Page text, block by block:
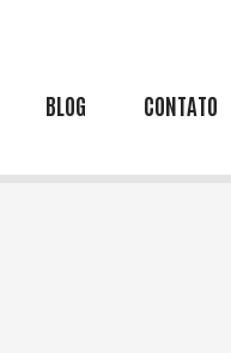
BLOG CONTATO